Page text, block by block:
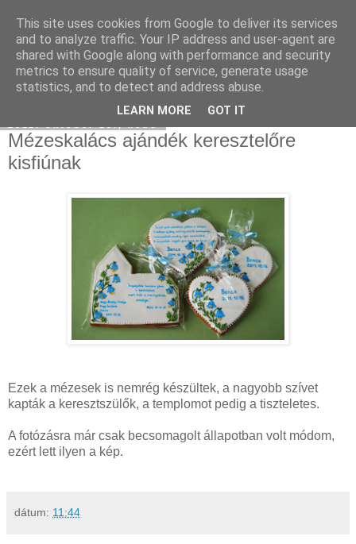
Moha Konyha
Mézeskalács ajándék keresztelőre
kisfiúnak
Ezek a mézesek is nemrég készültek, a nagyobb szívet
kapták a keresztszülők, a templomot pedig a tiszteletes.
A fotózásra már csak becsomagolt állapotban volt módom,
ezért lett ilyen a kép.
dátum: 11:44
This site uses cookies from Google to deliver its services
and to analyze traffic. Your IP address and user-agent are
shared with Google along with performance and security
metrics to ensure quality of service, generate usage
statistics, and to detect and address abuse.
LEARN MORE GOT IT